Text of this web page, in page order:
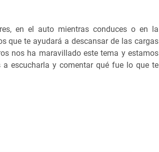
en el auto mientras conduces o en la
que te ayudará a descansar de las cargas
nos ha maravillado este tema y estamos
escucharla y comentar qué fue lo que te